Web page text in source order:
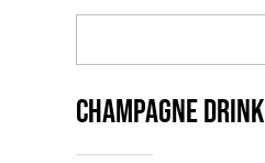
Champagne Drink